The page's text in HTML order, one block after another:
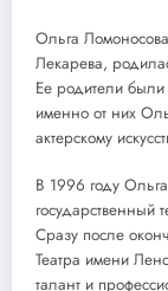
Ольга
Лекарева,
Ее родители
именно от них
актерскому
В 1996 году
государственный
Сразу после
Театра имени
талант и